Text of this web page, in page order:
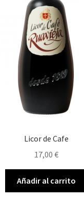
Licor de Cafe
17,00 €
Añadir al carrito